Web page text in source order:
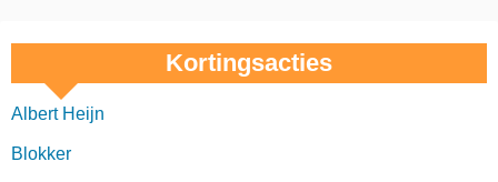
Kortingsacties
Albert Heijn
Blokker